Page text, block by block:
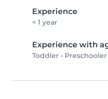
Experience
< 1 year
Experience with
Toddler • Preschooler